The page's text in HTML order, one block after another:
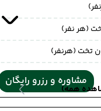
همه)
(هر نفر)
تخت (هرنفر)
مشاوره و رزرو رایگان